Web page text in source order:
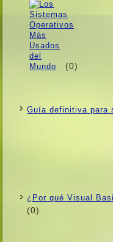
(0)
Guí­a definitiva para
¿Por qué Visual
(0)